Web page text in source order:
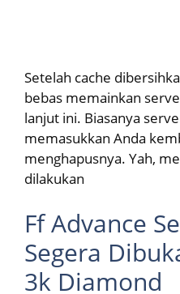
Setelah cache
bebas memainkan
lanjut ini. Biasanya
memasukkan Anda
menghapusnya. Yah,
dilakukan
Ff Advance
Segera
3k Diamond